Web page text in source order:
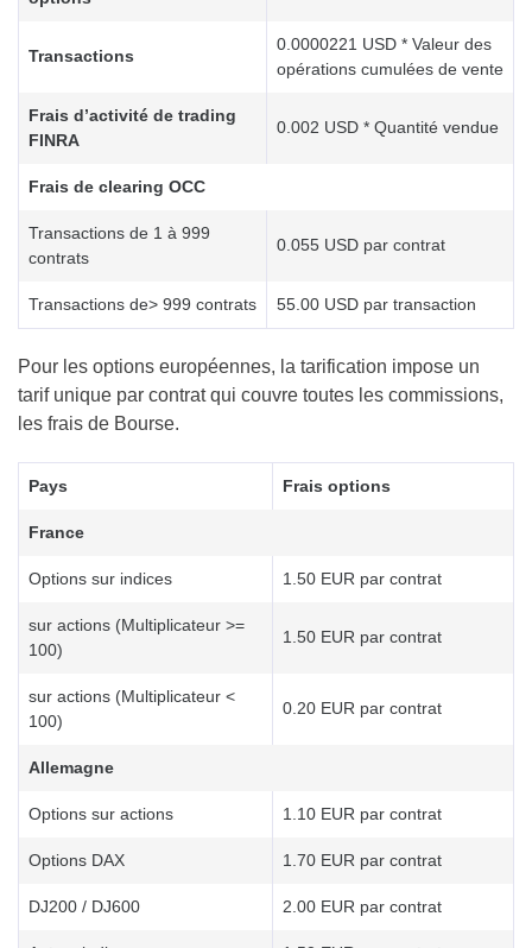
Transactions
0.0000221 USD * Valeur des
opérations cumulées de vente
Frais d’activité de trading
FINRA
0.002 USD * Quantité vendue
Frais de clearing OCC
Transactions de 1 à 999
contrats
0.055 USD par contrat
Transactions de> 999 contrats 55.00 USD par transaction
Pour les options européennes, la tarification impose un
tarif unique par contrat qui couvre toutes les commissions,
les frais de Bourse.
Pays Frais options
France
Options sur indices 1.50 EUR par contrat
sur actions (Multiplicateur >=
100)
1.50 EUR par contrat
sur actions (Multiplicateur <
100)
0.20 EUR par contrat
Allemagne
Options sur actions 1.10 EUR par contrat
Options DAX 1.70 EUR par contrat
DJ200 / DJ600 2.00 EUR par contrat